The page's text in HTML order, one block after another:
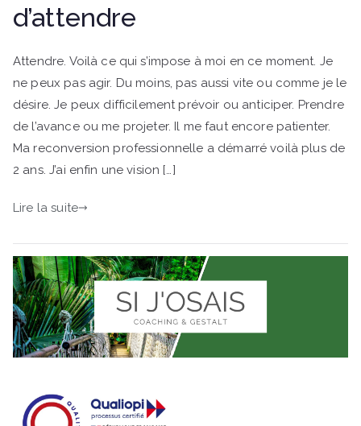
d’attendre
Attendre. Voilà ce qui s’impose à moi en ce moment. Je
ne peux pas agir. Du moins, pas aussi vite ou comme je le
désire. Je peux difficilement prévoir ou anticiper. Prendre
de l’avance ou me projeter. Il me faut encore patienter.
Ma reconversion professionnelle a démarré voilà plus de
2 ans. J’ai enfin une vision […]
Lire la suite